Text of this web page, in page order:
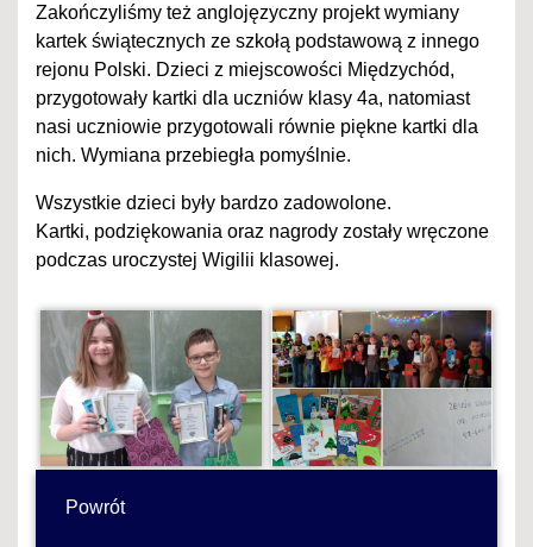
Zakończyliśmy też anglojęzyczny projekt wymiany
kartek świątecznych ze szkołą podstawową z innego
rejonu Polski. Dzieci z miejscowości Międzychód,
przygotowały kartki dla uczniów klasy 4a, natomiast
nasi uczniowie przygotowali równie piękne kartki dla
nich. Wymiana przebiegła pomyślnie.
Wszystkie dzieci były bardzo zadowolone.
Kartki, podziękowania oraz nagrody zostały wręczone
podczas uroczystej Wigilii klasowej.
Powrót